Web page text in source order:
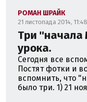
РОМАН ШРАЙК
21 листопада 2014, 11:48
Три ''начала
урока.
Сегодня все
Постят фотки и
вспомнить, что
было три. 1) 21